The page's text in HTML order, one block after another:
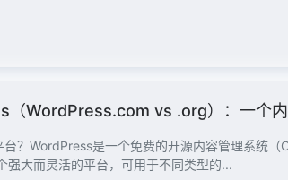
（WordPress.com vs .org）：一个
？WordPress是一个免费的开源内容管理系统（
强大而灵活的平台，可用于不同类型的...